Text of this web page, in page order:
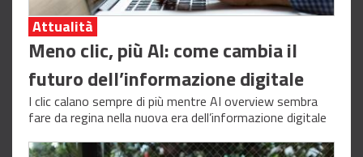
Attualità
Meno clic, più AI: come cambia il
futuro dell’informazione digitale
I clic calano sempre di più mentre AI overview sembra
fare da regina nella nuova era dell’informazione digitale